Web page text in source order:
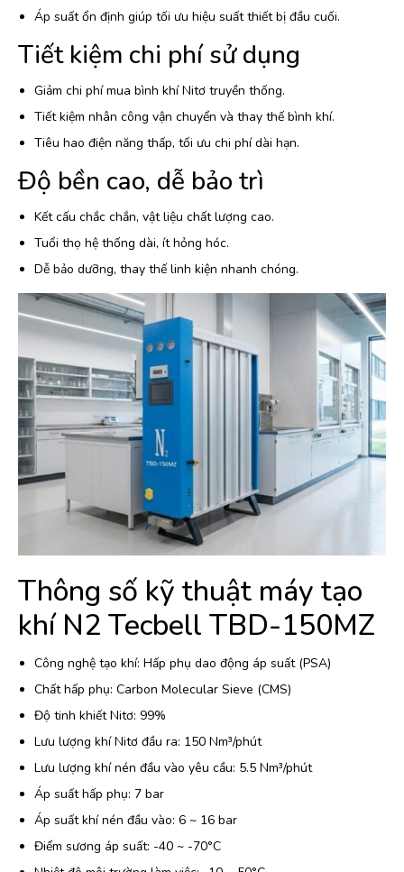
Áp suất ổn định giúp tối ưu hiệu suất thiết bị đầu cuối.
Tiết kiệm chi phí sử dụng
Giảm chi phí mua bình khí Nitơ truyền thống.
Tiết kiệm nhân công vận chuyển và thay thế bình khí.
Tiêu hao điện năng thấp, tối ưu chi phí dài hạn.
Độ bền cao, dễ bảo trì
Kết cấu chắc chắn, vật liệu chất lượng cao.
Tuổi thọ hệ thống dài, ít hỏng hóc.
Dễ bảo dưỡng, thay thế linh kiện nhanh chóng.
Thông số kỹ thuật máy tạo
khí N2 Tecbell TBD-150MZ
Công nghệ tạo khí: Hấp phụ dao động áp suất (PSA)
Chất hấp phụ: Carbon Molecular Sieve (CMS)
Độ tinh khiết Nitơ: 99%
Lưu lượng khí Nitơ đầu ra: 150 Nm³/phút
Lưu lượng khí nén đầu vào yêu cầu: 5.5 Nm³/phút
Áp suất hấp phụ: 7 bar
Áp suất khí nén đầu vào: 6 ~ 16 bar
Điểm sương áp suất: -40 ~ -70°C